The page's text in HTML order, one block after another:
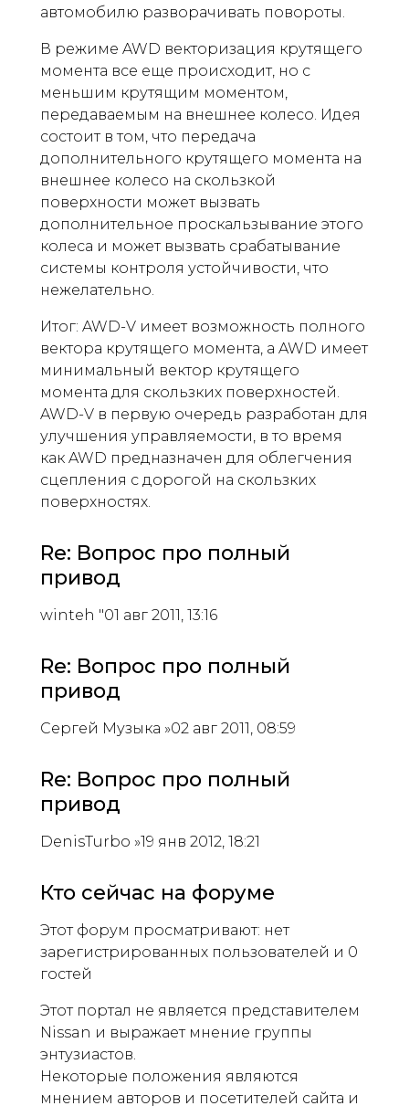
автомобилю разворачивать повороты.
В режиме AWD векторизация крутящего
момента все еще происходит, но с
меньшим крутящим моментом,
передаваемым на внешнее колесо. Идея
состоит в том, что передача
дополнительного крутящего момента на
внешнее колесо на скользкой
поверхности может вызвать
дополнительное проскальзывание этого
колеса и может вызвать срабатывание
системы контроля устойчивости, что
нежелательно.
Итог: AWD-V имеет возможность полного
вектора крутящего момента, а AWD имеет
минимальный вектор крутящего
момента для скользких поверхностей.
AWD-V в первую очередь разработан для
улучшения управляемости, в то время
как AWD предназначен для облегчения
сцепления с дорогой на скользких
поверхностях.
Re: Вопрос про полный
привод
winteh "01 авг 2011, 13:16
Re: Вопрос про полный
привод
Сергей Музыка »02 авг 2011, 08:59
Re: Вопрос про полный
привод
DenisTurbo »19 янв 2012, 18:21
Кто сейчас на форуме
Этот форум просматривают: нет
зарегистрированных пользователей и 0
гостей
Этот портал не является представителем
Nissan и выражает мнение группы
энтузиастов.
Некоторые положения являются
мнением авторов и посетителей сайта и